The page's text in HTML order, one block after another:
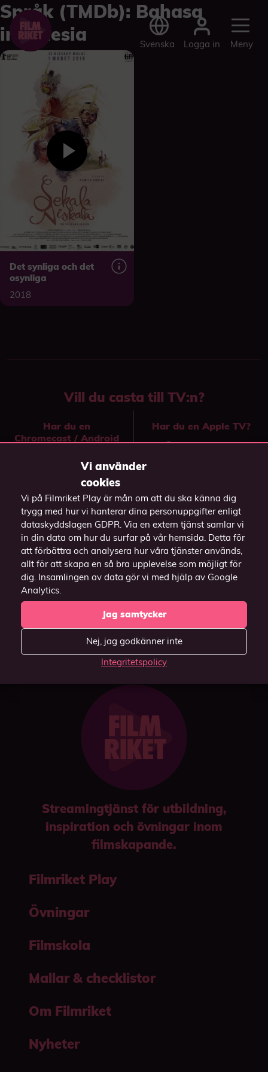
Vi använder
cookies
Vi på Filmriket Play är mån om att du ska känna dig
trygg med hur vi hanterar dina personuppgifter enligt
dataskyddslagen GDPR. Via en extern tjänst samlar vi
in din data om hur du surfar på vår hemsida. Detta för
att förbättra och analysera hur våra tjänster används,
allt för att skapa en så bra upplevelse som möjligt för
dig. Insamlingen av data gör vi med hjälp av Google
Analytics.
Jag samtycker
Nej, jag godkänner inte
Integritetspolicy
Svenska Logga in Meny
Språk (TMDb): Bahasa
indonesia
Det synliga och det
osynliga
2018
Vill du casta till TV:n?
Har du en
Chromecast / Android
Casta över till TV:n
genom att
högerklicka på
videon och välj
"Casta" och välj
din enhet.
(Funkar endast i
webbläsaren Chrome).
Har du en Apple TV?
Casta genom
välj din Apple TV.
(Funkar endast i
webbläsaren Safari)
Streamingtjänst för utbildning,
inspiration och övningar inom
filmskapande.
Filmriket Play
Övningar
Filmskola
Mallar & checklistor
Om Filmriket
Nyheter